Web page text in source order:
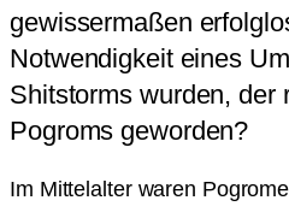
gewissermaßen
Notwendigkeit eines
Shitstorms wurden, der
Pogroms geworden?
Im Mittelalter waren